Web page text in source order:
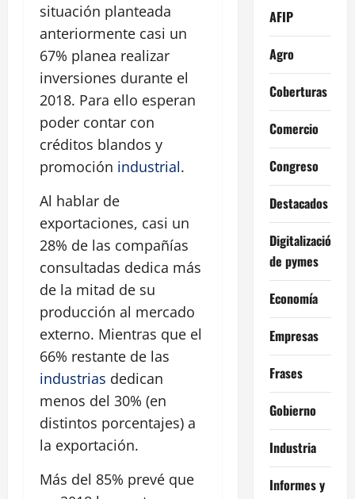
situación planteada
anteriormente casi un
67% planea realizar
inversiones durante el
2018. Para ello esperan
poder contar con
créditos blandos y
promoción industrial.
Al hablar de
exportaciones, casi un
28% de las compañías
consultadas dedica más
de la mitad de su
producción al mercado
externo. Mientras que el
66% restante de las
industrias dedican
menos del 30% (en
distintos porcentajes) a
la exportación.
Más del 85% prevé que
AFIP
Agro
Coberturas
Comercio
Congreso
Destacados
Digitalización
de pymes
Economía
Empresas
Frases
Gobierno
Industria
Informes y